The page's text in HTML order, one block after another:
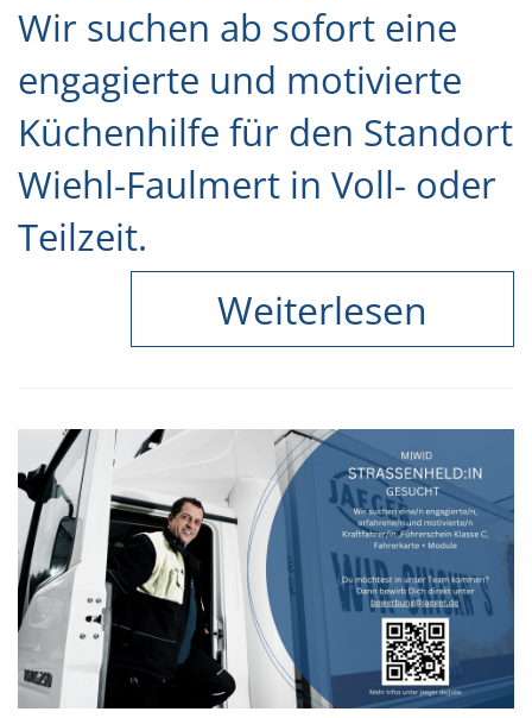
Wir suchen ab sofort eine
engagierte und motivierte
Küchenhilfe für den Standort
Wiehl-Faulmert in Voll- oder
Teilzeit.
Weiterlesen